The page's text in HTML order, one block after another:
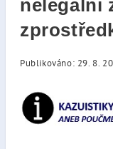
nelegální
Publikováno: 29. 8.